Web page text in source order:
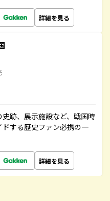
詳細を見る
跡、展示施設など、戦国時
する歴史ファン必携の一
詳細を見る